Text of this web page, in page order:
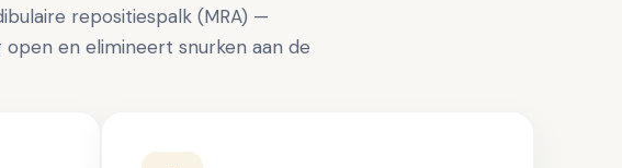
repositiespalk (MRA) —
en elimineert snurken aan de